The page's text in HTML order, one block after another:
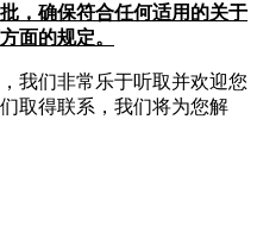
，确保符合任何适用的关于
面的规定。
我们非常乐于听取并欢迎您
取得联系，我们将为您解